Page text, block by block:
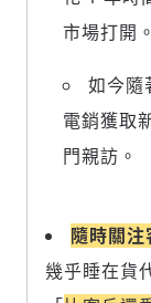
市場打開。
如今隨
電銷獲取
門親訪。
隨時關
幾乎睡在貨